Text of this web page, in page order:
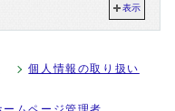
表示
個人情報の取り扱い